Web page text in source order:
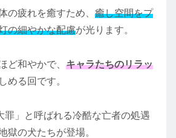
の疲れを癒すため、 癒し空間をプ
の細やかな配慮が光ります。
ど和やかで、 キャラたちのリラッ
める回です。
罪」と呼ばれる冷酷な亡者の処遇
獄の犬たちが登場。